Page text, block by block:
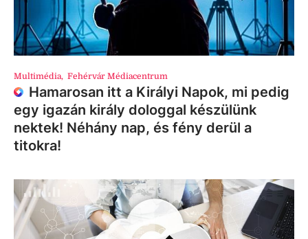
Multimédia, Fehérvár Médiacentrum
Hamarosan itt a Királyi Napok, mi pedig
egy igazán király dologgal készülünk
nektek! Néhány nap, és fény derül a
titokra!